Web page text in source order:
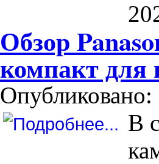
Обзор
компакт для
В